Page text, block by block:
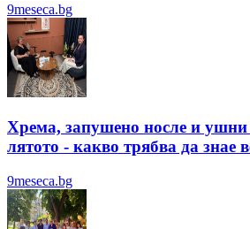
9meseca.bg
Хрема, запушено носле и
лятотo - какво трябва да знае
9meseca.bg